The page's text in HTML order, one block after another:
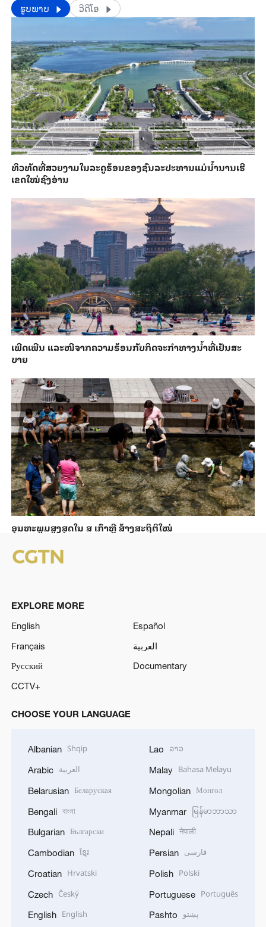
​​ຮູບພາບ ວີດີໂອ
ທິວທັດທີ່ສວຍງາມໃນລະດູຮ້ອນຂອງຊົນລະປະທານແມ່ນ້ຳນານເຮີ
ເຂດໃໝ່ຊົງອ່ານ
ເພີດ​ເພີນ ແລະ​ໜີ​ຈາກ​ຄວາມ​ຮ້ອນ​ກັບ​ກິດ​ຈະ​ກຳ​ທາງ​ນ້ຳ​​ທີ່​ເຢັນ​ສະ​
ບາຍ
ອຸນ​ຫະ​ພູມ​ສູງ​ສຸດ​​ໃນ ສ ເກົາຫຼີ ສ້າງ​ສະ​ຖິ​ຕິ​ໃໝ່
EXPLORE MORE
English
Español
Français
العربية
Русский
Documentary
CCTV+
CHOOSE YOUR LANGUAGE
Albanian Shqip
Arabic العربية
Belarusian Беларуская
Bengali বাংলা
Bulgarian Български
Cambodian ខ្មែរ
Croatian Hrvatski
Czech Český
English English
Lao ລາວ
Malay Bahasa Melayu
Mongolian Монгол
Myanmar မြန်မာဘာသာ
Nepali नेपाली
Persian فارسی
Polish Polski
Portuguese Português
Pashto پښتو